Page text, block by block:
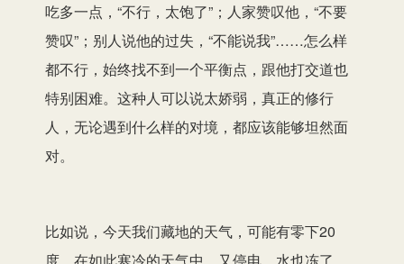
吃多一点，“不行，太饱了”；人家赞叹他，“不要
赞叹”；别人说他的过失，“不能说我”……怎么样
都不行，始终找不到一个平衡点，跟他打交道也
特别困难。这种人可以说太娇弱，真正的修行
人，无论遇到什么样的对境，都应该能够坦然面
对。
比如说，今天我们藏地的天气，可能有零下20